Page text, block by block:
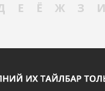
Е Ё Ж З И